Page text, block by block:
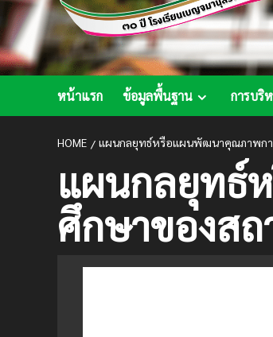
หน้าแรก ข้อมูลพื้นฐาน การบริ
HOME แผนกลยุทธ์หรือแผนพัฒนาคุณภาพกา
แผนกลยุทธ์
ศึกษาของส